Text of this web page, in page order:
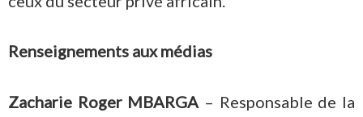
Renseignements aux médias
Zacharie Roger MBARGA – Responsable de la